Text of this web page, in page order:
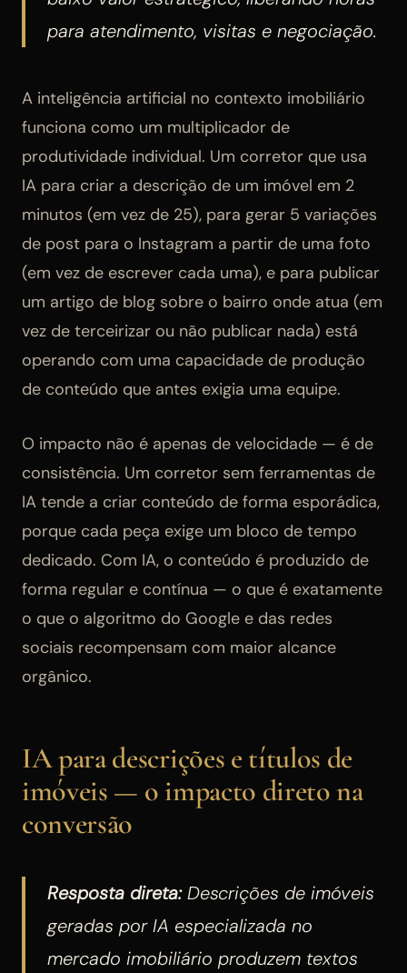
para atendimento, visitas e negociação.
A inteligência artificial no contexto imobiliário
funciona como um multiplicador de
produtividade individual. Um corretor que usa
IA para criar a descrição de um imóvel em 2
minutos (em vez de 25), para gerar 5 variações
de post para o Instagram a partir de uma foto
(em vez de escrever cada uma), e para publicar
um artigo de blog sobre o bairro onde atua (em
vez de terceirizar ou não publicar nada) está
operando com uma capacidade de produção
de conteúdo que antes exigia uma equipe.
O impacto não é apenas de velocidade — é de
consistência. Um corretor sem ferramentas de
IA tende a criar conteúdo de forma esporádica,
porque cada peça exige um bloco de tempo
dedicado. Com IA, o conteúdo é produzido de
forma regular e contínua — o que é exatamente
o que o algoritmo do Google e das redes
sociais recompensam com maior alcance
orgânico.
IA para descrições e títulos de
imóveis — o impacto direto na
conversão
Resposta direta:Descrições de imóveis
geradas por IA especializada no
mercado imobiliário produzem textos